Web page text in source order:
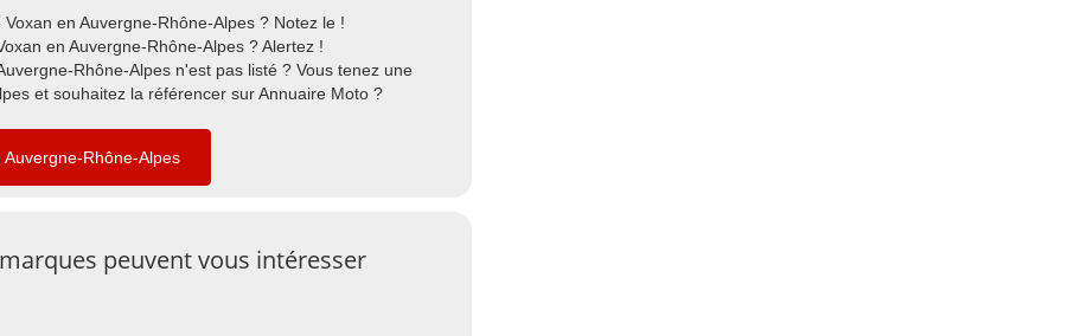
en Auvergne-Rhône-Alpes ? Notez le !
en Auvergne-Rhône-Alpes ? Alertez !
Rhône-Alpes n'est pas listé ? Vous tenez une
et souhaitez la référencer sur Annuaire Moto ?
Rhône-Alpes
peuvent vous intéresser